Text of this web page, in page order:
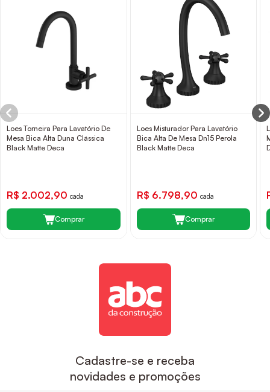
Loes Torneira Para Lavatório De
Mesa Bica Alta Duna Clássica
Black Matte Deca
R$ 2.002,90 cada
Comprar
Loes Misturador Para Lavatório
Bica Alta De Mesa Dn15 Perola
Black Matte Deca
R$ 6.798,90 cada
Comprar
Cadastre-se e receba
novidades e promoções